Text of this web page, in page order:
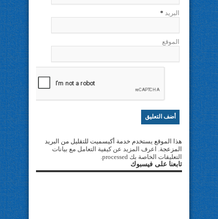
البريد *
الموقع
هذا الموقع يستخدم خدمة أكيسميت للتقليل من البريد
المزعجة. اعرف المزيد عن كيفية التعامل مع بيانات
التعليقات الخاصة بك processed
تابعنا على فيسبوك